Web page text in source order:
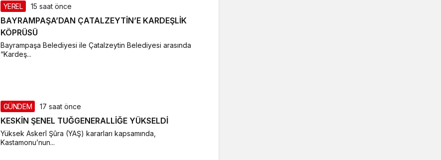
YEREL 15 saat önce
BAYRAMPAŞA’DAN ÇATALZEYTİN’E KARDEŞLİK
KÖPRÜSÜ
Bayrampaşa Belediyesi ile Çatalzeytin Belediyesi arasında
“Kardeş...
GÜNDEM 17 saat önce
KESKİN ŞENEL TUĞGENERALLİĞE YÜKSELDİ
Yüksek Askerî Şûra (YAŞ) kararları kapsamında,
Kastamonu’nun...